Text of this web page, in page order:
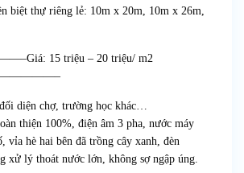
biệt thự riêng lẻ: 10m x 20m, 10m x 26m,
15 triệu – 20 triệu/ m2
diện chợ, trường học khác…
thiện 100%, điện âm 3 pha, nước máy
vỉa hè hai bên đã trồng cây xanh, đèn
xử lý thoát nước lớn, không sợ ngập úng.